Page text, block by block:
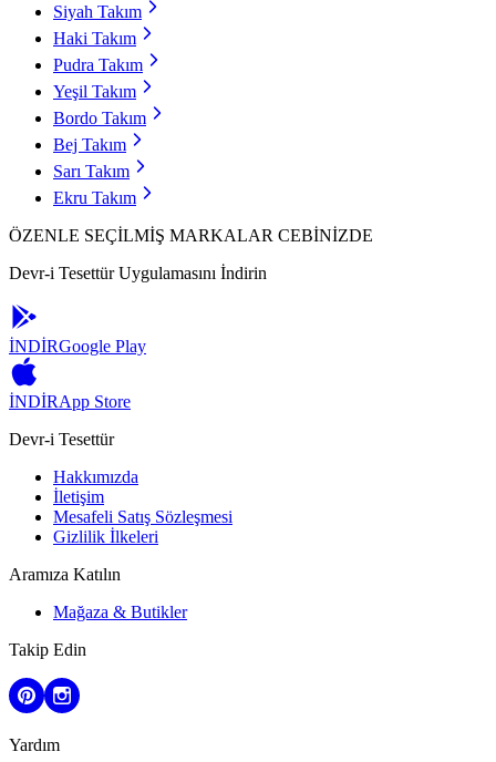
Siyah Takım
Haki Takım
Pudra Takım
Yeşil Takım
Bordo Takım
Bej Takım
Sarı Takım
Ekru Takım
ÖZENLE SEÇİLMİŞ MARKALAR CEBİNİZDE
Devr-i Tesettür Uygulamasını İndirin
İNDİRGoogle Play
İNDİRApp Store
Devr-i Tesettür
Hakkımızda
İletişim
Mesafeli Satış Sözleşmesi
Gizlilik İlkeleri
Aramıza Katılın
Mağaza & Butikler
Takip Edin
Yardım